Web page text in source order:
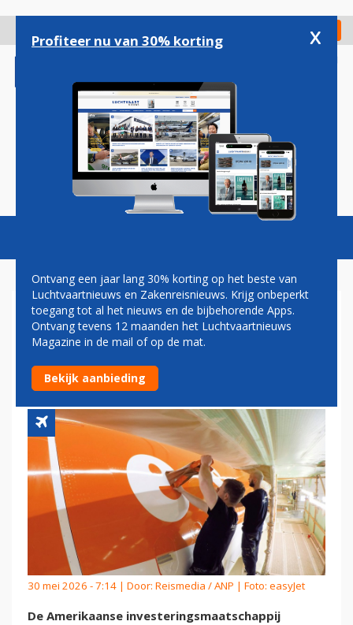
gaan
Check in
Magazine Podcasts Vacatures
INVESTEERDER CASTLELAKE
OVERWEEGT OVERNAMEBOD
OP EASYJET
30 mei 2026 - 7:14 | Door: Reismedia / ANP | Foto: easyJet
De Amerikaanse investeringsmaatschappij
Profiteer nu van 30% korting x
Ontvang een jaar lang 30% korting op het beste van
Luchtvaartnieuws en Zakenreisnieuws. Krijg onbeperkt
toegang tot al het nieuws en de bijbehorende Apps.
Ontvang tevens 12 maanden het Luchtvaartnieuws
Magazine in de mail of op de mat.
Bekijk aanbieding